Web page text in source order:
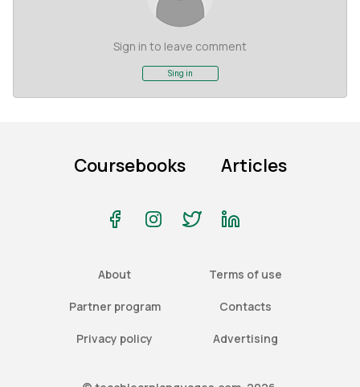
Sign in to leave comment
Sing in
Coursebooks Articles
About Terms of use
Partner program Contacts
Privacy policy Advertising